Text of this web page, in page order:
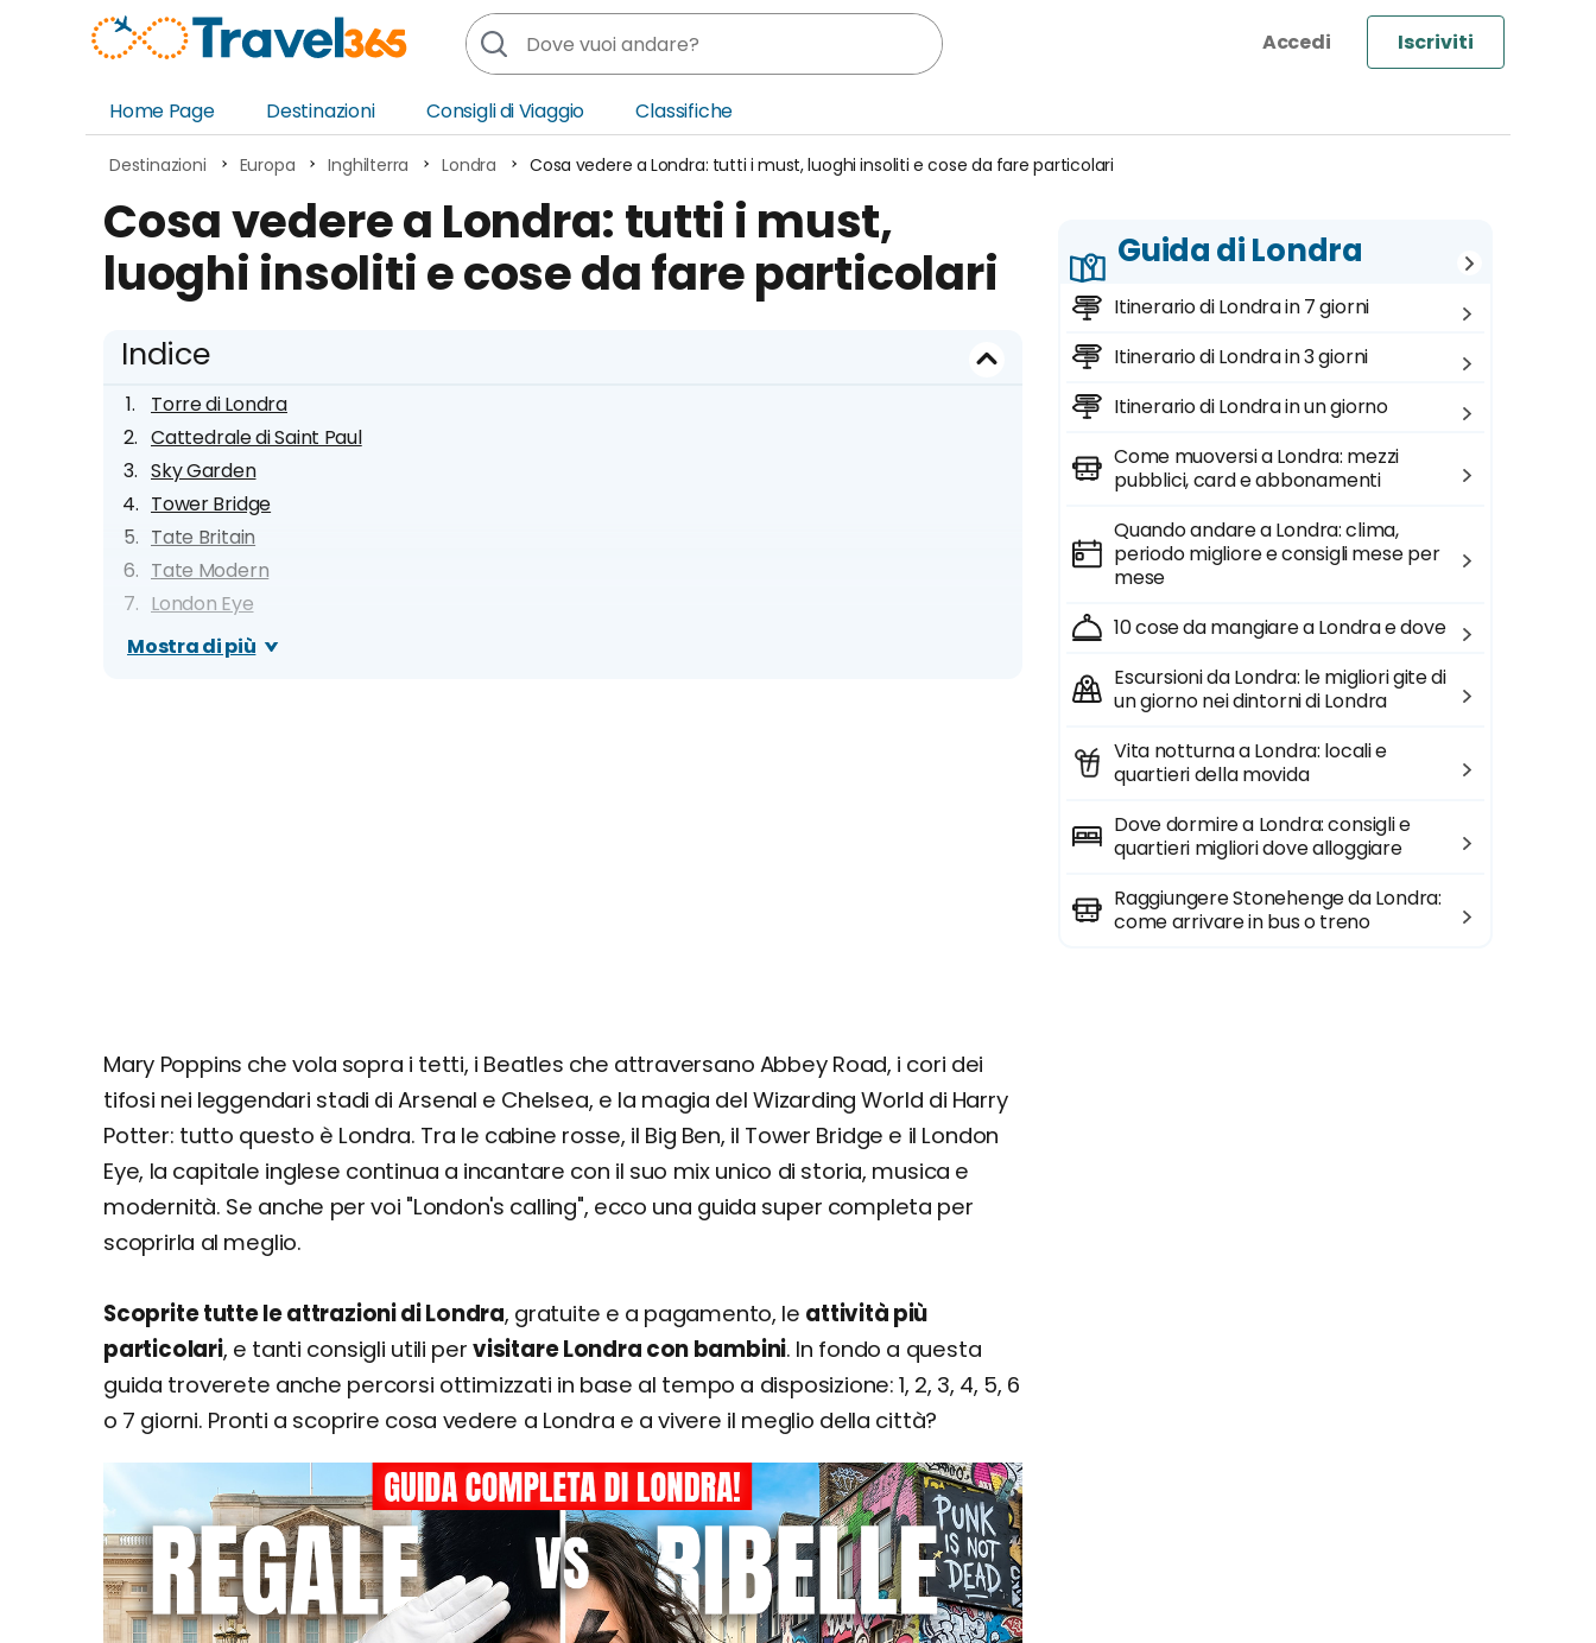
Iscriviti
Home Page
Destinazioni
Europa
Oceania
Nord America
America Centrale
Sud America
Medio Oriente
Consigli di Viaggio Classifiche
Destinazioni Europa Inghilterra Londra Cosa vedere a Londra: tutti i must, luoghi insoliti e cose da fare particolari
Cosa vedere a Londra: tutti i must,
luoghi insoliti e cose da fare particolari
Indice
Torre di Londra
Cattedrale di Saint Paul
Sky Garden
Tower Bridge
Tate Britain
Tate Modern
London Eye
Trafalgar Square
Regent's Park
Camden Market
Sherlock Holmes Museum
King's Cross e binario 9 ¾ di Harry Potter
Warner Bros. Studio London
Osservatorio di Greenwich
Cose da fare a Londra particolari e insolite (anche gratis!)
Consigli per famiglie: cosa fare con bambini e ragazzi
Cosa vedere in 1 giorno
Cosa vedere in un weekend di 2 o 3 giorni
Cosa vedere in 4, 5, 6 o 7 giorni
Mostra di più
Mary Poppins che vola sopra i tetti, i Beatles che attraversano Abbey Road, i cori dei
tifosi nei leggendari stadi di Arsenal e Chelsea, e la magia del Wizarding World di Harry
Potter: tutto questo è Londra. Tra le cabine rosse, il Big Ben, il Tower Bridge e il London
Eye, la capitale inglese continua a incantare con il suo mix unico di storia, musica e
modernità. Se anche per voi "London's calling", ecco una guida super completa per
scoprirla al meglio.
Scoprite tutte le attrazioni di Londra, gratuite e a pagamento, le attività più
particolari, e tanti consigli utili pervisitare Londra con bambini. In fondo a questa
guida troverete anche percorsi ottimizzati in base al tempo a disposizione: 1, 2, 3, 4, 5, 6
o 7 giorni. Pronti a scoprire cosa vedere a Londra e a vivere il meglio della città?
Guida di Londra
Itinerario di Londra in 7 giorni
Itinerario di Londra in 3 giorni
Itinerario di Londra in un giorno
Come muoversi a Londra: mezzi
pubblici, card e abbonamenti
Quando andare a Londra: clima,
periodo migliore e consigli mese per
mese
10 cose da mangiare a Londra e dove
Escursioni da Londra: le migliori gite di
un giorno nei dintorni di Londra
Vita notturna a Londra: locali e
quartieri della movida
Dove dormire a Londra: consigli e
quartieri migliori dove alloggiare
Raggiungere Stonehenge da Londra:
come arrivare in bus o treno